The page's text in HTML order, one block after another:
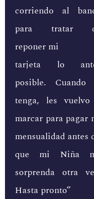
corriendo al
para tratar
reponer mi
tarjeta lo
posible. Cuando
tenga, les
marcar para pagar
mensualidad antes
que mi Niña
sorprenda otra
Hasta pronto”